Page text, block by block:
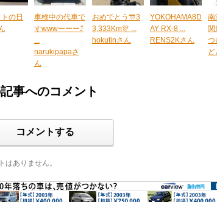
の日
車検中の代車で
すwwwーーー⤴️
narukipapaさ
ん
おめでとう🎊3
3,333Km🎊 ...
hokutinさん
YOKOHAMA8D
AY RX-8 ...
RENS2Kさん
南
関
つ
事へのコメント
コメントする
はありません。